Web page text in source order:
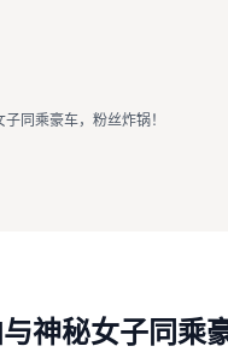
同乘豪车，粉丝炸锅！
神秘女子同乘